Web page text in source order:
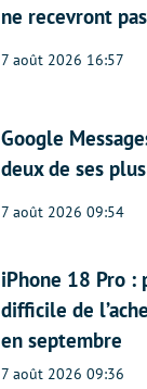
ne recevront
7 août 2026 16:57
Google
deux de ses
7 août 2026 09:54
iPhone 18 Pro :
difficile de
en septembre
7 août 2026 09:36